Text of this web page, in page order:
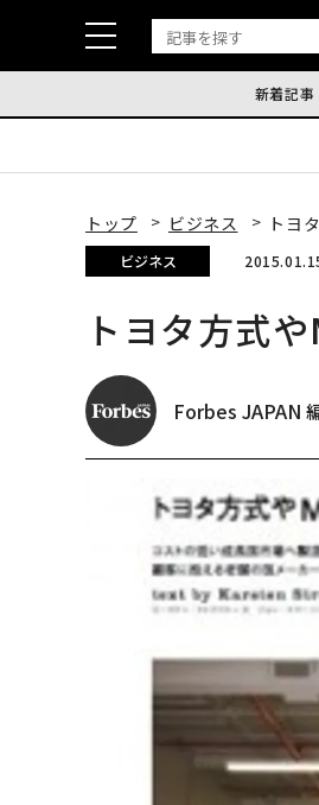
新着記事
トップ ビジネス トヨ
ビジネス
トヨタ方式
Forbes JAPAN